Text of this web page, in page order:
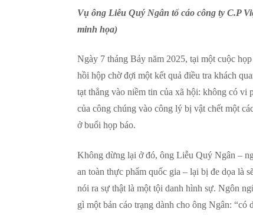
Vụ ông Liễu Quý Ngân tố cáo công ty C.P
minh họa)
Ngày 7 tháng Bảy năm 2025, tại một cuộc
hồi hộp chờ đợi một kết quả điều tra khách
tạt thẳng vào niềm tin của xã hội: không có vi
của công chúng vào công lý bị vật chết một
ở buổi họp báo.
Không dừng lại ở đó, ông Liễu Quý Ngân –
an toàn thực phẩm quốc gia – lại bị đe dọa là
nói ra sự thật là một tội danh hình sự. Ngôn
gì một bản cáo trạng dành cho ông Ngân: